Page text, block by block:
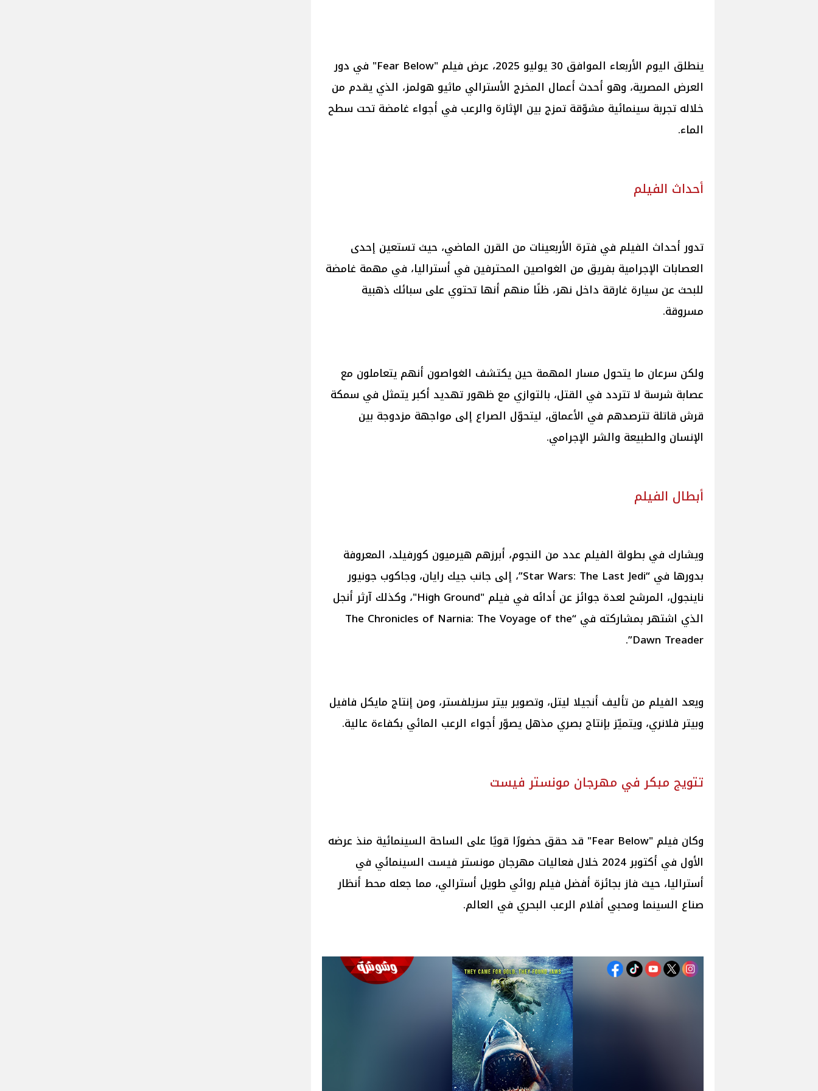
ينطلق اليوم الأربعاء الموافق 30 يوليو 2025، عرض فيلم "Fear Below" في دور
العرض المصرية، وهو أحدث أعمال المخرج الأسترالي ماثيو هولمز، الذي يقدم من
خلاله تجربة سينمائية مشوّقة تمزج بين الإثارة والرعب في أجواء غامضة تحت سطح
الماء.
أحداث الفيلم
تدور أحداث الفيلم في فترة الأربعينات من القرن الماضي، حيث تستعين إحدى
العصابات الإجرامية بفريق من الغواصين المحترفين في أستراليا، في مهمة غامضة
للبحث عن سيارة غارقة داخل نهر، ظنًا منهم أنها تحتوي على سبائك ذهبية
مسروقة.
ولكن سرعان ما يتحول مسار المهمة حين يكتشف الغواصون أنهم يتعاملون مع
عصابة شرسة لا تتردد في القتل، بالتوازي مع ظهور تهديد أكبر يتمثل في سمكة
قرش قاتلة تترصدهم في الأعماق، ليتحوّل الصراع إلى مواجهة مزدوجة بين
الإنسان والطبيعة والشر الإجرامي.
أبطال الفيلم
ويشارك في بطولة الفيلم عدد من النجوم، أبرزهم هيرميون كورفيلد، المعروفة
بدورها في “Star Wars: The Last Jedi”، إلى جانب جيك رايان، وجاكوب جونيور
ناينجول، المرشح لعدة جوائز عن أدائه في فيلم "High Ground"، وكذلك آرثر أنجل
الذي اشتهر بمشاركته في “The Chronicles of Narnia: The Voyage of the
Dawn Treader”.
ويعد الفيلم من تأليف أنجيلا ليتل، وتصوير بيتر سزيلفستر، ومن إنتاج مايكل فافيل
وبيتر فلانري، ويتميّز بإنتاج بصري مذهل يصوّر أجواء الرعب المائي بكفاءة عالية.
تتويج مبكر في مهرجان مونستر فيست
وكان فيلم "Fear Below" قد حقق حضورًا قويًا على الساحة السينمائية منذ عرضه
الأول في أكتوبر 2024 خلال فعاليات مهرجان مونستر فيست السينمائي في
أستراليا، حيث فاز بجائزة أفضل فيلم روائي طويل أسترالي، مما جعله محط أنظار
صناع السينما ومحبي أفلام الرعب البحري في العالم.